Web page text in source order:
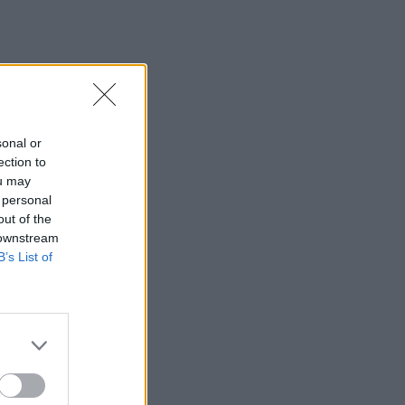
or
to
may
of the
List of